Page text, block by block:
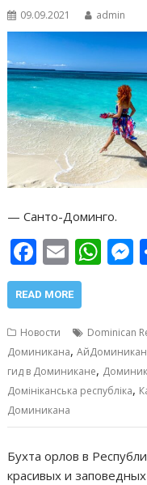
09.09.2021 admin
— Санто-Доминго.
F
ac
e
b
o
o
k
E
m
ai
l
W
s
A
p
p
READ MORE
Новости Dominican
Доминикана,
гид в Доминикане,
Домініканська республіка,
Доминикана
Бухта орлов в
красивых и